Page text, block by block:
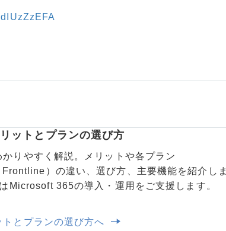
ットとプランの選び方
りやすく解説。メリットや各プラン
）の違い、選び方、主要機能を紹介しま
Microsoft 365の導入・運用をご支援します。
とプランの選び方へ